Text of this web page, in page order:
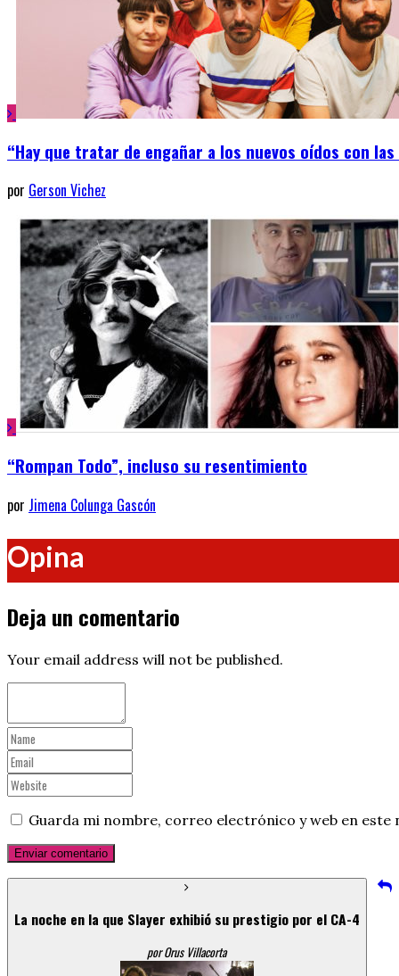
“Hay que tratar de engañar a los nuevos oídos con
por Gerson Vichez
“Rompan Todo”, incluso su resentimiento
por Jimena Colunga Gascón
Opina
Deja un comentario
Your email address will not be published.
Guarda mi nombre, correo electrónico y web en
La noche en la que Slayer exhibió su prestigio por el CA-4
por Orus Villacorta